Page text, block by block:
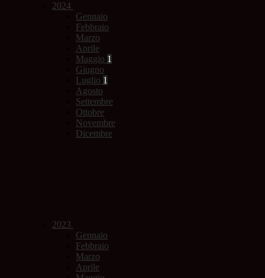
2024
Gennaio
Febbraio
Marzo
Aprile
Maggio 1
Giugno
Luglio 1
Agosto
Settembre
Ottobre
Novembre
Dicembre
2023
Gennaio
Febbraio
Marzo
Aprile